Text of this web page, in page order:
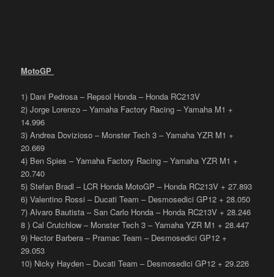
MotoGP
1) Dani Pedrosa – Repsol Honda – Honda RC213V
2) Jorge Lorenzo – Yamaha Factory Racing – Yamaha M1 +
14.996
3) Andrea Dovizioso – Monster Tech 3 – Yamaha YZR M1 +
20.669
4) Ben Spies – Yamaha Factory Racing – Yamaha YZR M1 +
20.740
5) Stefan Bradl – LCR Honda MotoGP – Honda RC213V + 27.893
6) Valentino Rossi – Ducati Team – Desmosedici GP12 + 28.050
7) Alvaro Bautista – San Carlo Honda – Honda RC213V + 28.246
8 ) Cal Crutchlow – Monster Tech 3 – Yamaha YZR M1 + 28.447
9) Hector Barbera – Pramac Team – Desmosedici GP12 +
29.053
10) Nicky Hayden – Ducati Team – Desmosedici GP12 + 29.226